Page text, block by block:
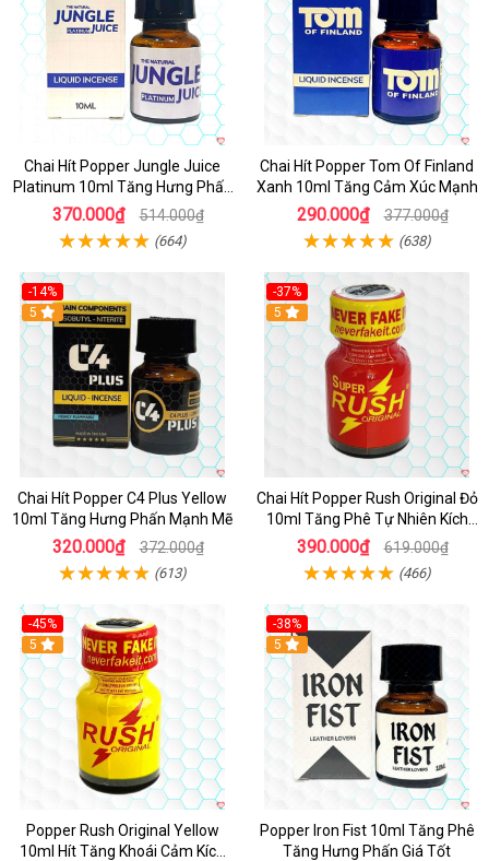
Chai Hít Popper Jungle Juice
Platinum 10ml Tăng Hưng Phấn
Mạnh
370.000₫ 514.000₫
(664)
Chai Hít Popper Tom Of Finland
Xanh 10ml Tăng Cảm Xúc Mạnh
290.000₫ 377.000₫
(638)
-14%
5
Chai Hít Popper C4 Plus Yellow
10ml Tăng Hưng Phấn Mạnh Mẽ
320.000₫ 372.000₫
(613)
-37%
5
Chai Hít Popper Rush Original Đỏ
10ml Tăng Phê Tự Nhiên Kích
Thích
390.000₫ 619.000₫
(466)
-45%
5
Popper Rush Original Yellow
10ml Hít Tăng Khoái Cảm Kích
-38%
5
Popper Iron Fist 10ml Tăng Phê
Tăng Hưng Phấn Giá Tốt